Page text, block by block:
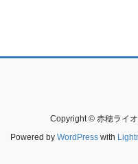
Copyright © 赤穂ライ
Powered by WordPresswith